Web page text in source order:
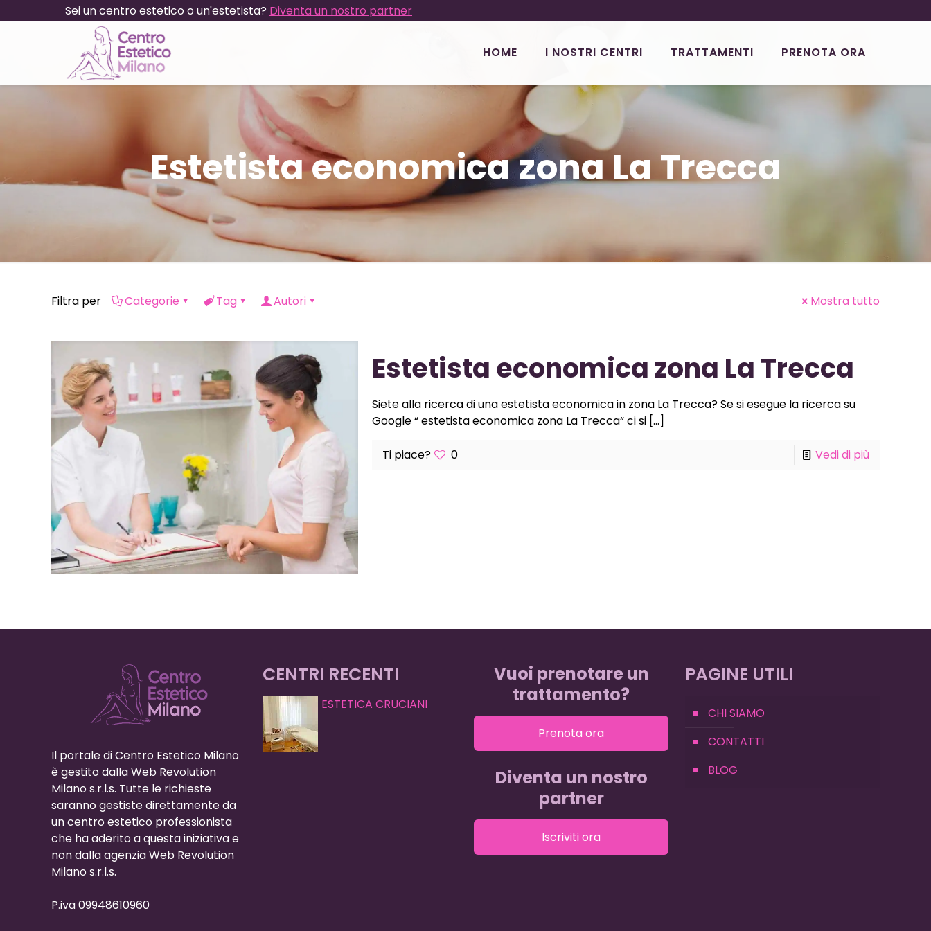
Sei un centro estetico o un'estetista? Diventa un nostro partner
HOME I NOSTRI CENTRI TRATTAMENTI PRENOTA ORA
Estetista economica zona La Trecca
Filtra per Categorie Tag Autori Mostra tutto
Estetista economica zona La Trecca
Siete alla ricerca di una estetista economica in zona La Trecca? Se si esegue la ricerca su
Google “ estetista economica zona La Trecca“ ci si[…]
Ti piace? 0 Vedi di più
Il portale di Centro Estetico Milano
è gestito dalla Web Revolution
Milano s.r.l.s. Tutte le richieste
saranno gestiste direttamente da
un centro estetico professionista
che ha aderito a questa iniziativa e
non dalla agenzia Web Revolution
Milano s.r.l.s.
P.iva 09948610960
CENTRI RECENTI
ESTETICA CRUCIANI
Vuoi prenotare un
trattamento?
Prenota ora
Diventa un nostro
partner
Iscriviti ora
PAGINE UTILI
CHI SIAMO
CONTATTI
BLOG